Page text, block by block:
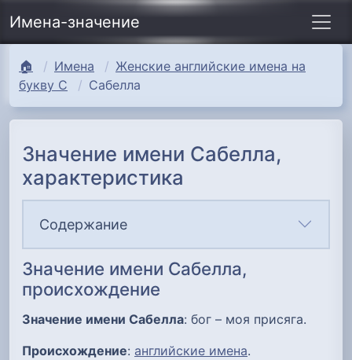
Имена-значение
🏠 Имена
Женские английские имена на
букву С
Сабелла
Значение имени Сабелла,
характеристика
Содержание
Значение имени Сабелла,
происхождение
Значение имени Сабелла: бог – моя присяга.
Происхождение: английские имена.